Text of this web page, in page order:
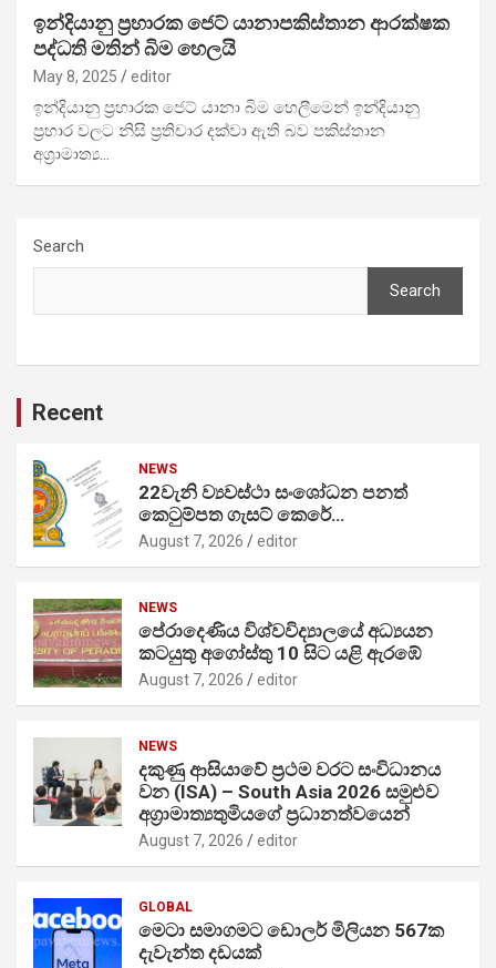
ඉන්දියානු ප්‍රහාරක ජෙට් යානාපකිස්තාන ආරක්ෂක
පද්ධති මතින් බිම හෙලයි
May 8, 2025 editor
ඉන්දියානු ප්‍රහාරක ජෙට් යානා බිම හෙලීමෙන් ඉන්දියානු
ප්‍රහාර වලට නිසි ප්‍රතිචාර දක්වා ඇති බව පකිස්තාන
අග්‍රාමාත්‍ය…
Search
Search
Recent
NEWS
22වැනි ව්‍යවස්ථා සංශෝධන පනත්
කෙටුම්පත ගැසට් කෙරේ…
August 7, 2026 editor
NEWS
පේරාදෙණිය විශ්වවිද්‍යාලයේ අධ්‍යයන
කටයුතු අගෝස්තු 10 සිට යළි ඇරඹේ
August 7, 2026 editor
NEWS
දකුණු ආසියාවේ ප්‍රථම වරට සංවිධානය
වන (ISA) – South Asia 2026 සමුළුව
අග්‍රාමාත්‍යතුමියගේ ප්‍රධානත්වයෙන්
August 7, 2026 editor
GLOBAL
මෙටා සමාගමට ඩොලර් මිලියන 567ක
දැවැන්ත දඩයක්